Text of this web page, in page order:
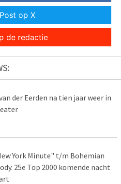
Post op X
de redactie
der Eerden na tien jaar weer in
York Minute" t/m Bohemian
25e Top 2000 komende nacht